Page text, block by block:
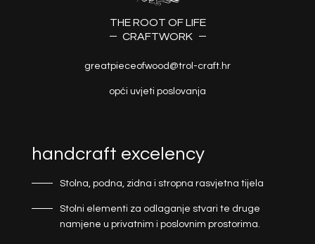
THE ROOT OF LIFE
CRAFTWORK
greatpieceofwood@trol-craft.hr
opći uvjeti poslovanja
handcraft excelency
Stolna, podna, zidna i stropna rasvjetna tijela
Stolni elementi za odlaganje stvari te druge
namjene u privatnim i poslovnim prostorima.